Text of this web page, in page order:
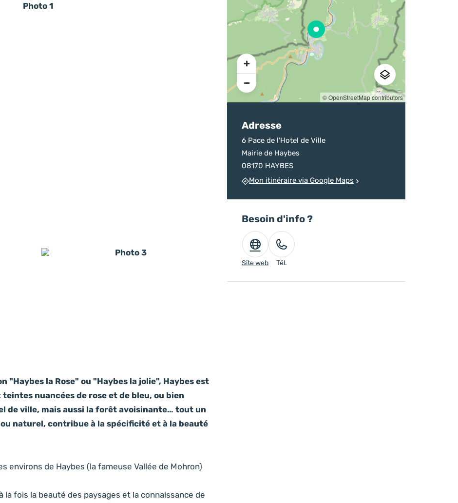
sur la destination
Ardenne
d’un homicide
devenu monument
Pratique
chineurs
Photo 1
Photo 3
"Haybes la Rose" ou "Haybes la jolie", Haybes est
nuancées de rose et de bleu, ou bien
de ville, mais aussi la forêt avoisinante… tout un
naturel, contribue à la spécificité et à la beauté
environs de Haybes (la fameuse Vallée de Mohron)
la fois la beauté des paysages et la connaissance de
© OpenStreetMap contributors
Adresse
6 Pace de l'Hotel de Ville
Mairie de Haybes
08170 HAYBES
Mon itinéraire via Google Maps
Besoin d'info ?
Site web Tél.